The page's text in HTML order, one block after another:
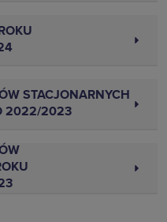
STACJONARNYCH
2022/2023